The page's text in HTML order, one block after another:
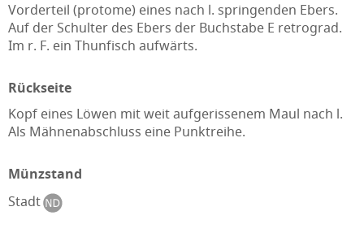
Vorderteil (protome) eines nach l. springenden Ebers.
Auf der Schulter des Ebers der Buchstabe E retrograd.
Im r. F. ein Thunfisch aufwärts.
Rückseite
Kopf eines Löwen mit weit aufgerissenem Maul nach l.
Als Mähnenabschluss eine Punktreihe.
Münzstand
Stadt